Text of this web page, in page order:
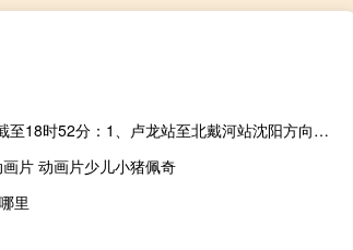
2023-09-30 18:53： 截至18时52分：1、卢龙站至北戴河站沈阳方向、秦皇岛站至孟姜站双向管制解除，车辆恢复正常通行。2、因车流量大，高速交警管制：玉田站至迁安站沈阳方向禁止货车通行。3、京哈高速（河北段）主线畅通，可正常通行。 ​​​
片 动画片少儿小猪佩奇
里